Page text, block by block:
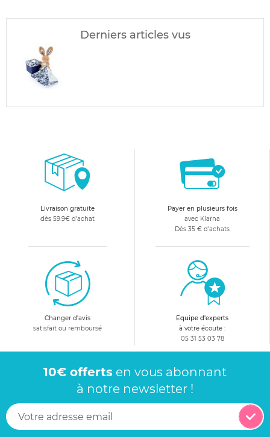
Derniers articles vus
Livraison gratuite
dès 59.9€ d'achat
Payer en plusieurs fois
avec Klarna
Dès 35 € d'achats
Changer d'avis
satisfait ou remboursé
Equipe d'experts
à votre écoute :
05 31 53 03 78
10€ offerts en vous abonnant
à notre newsletter !